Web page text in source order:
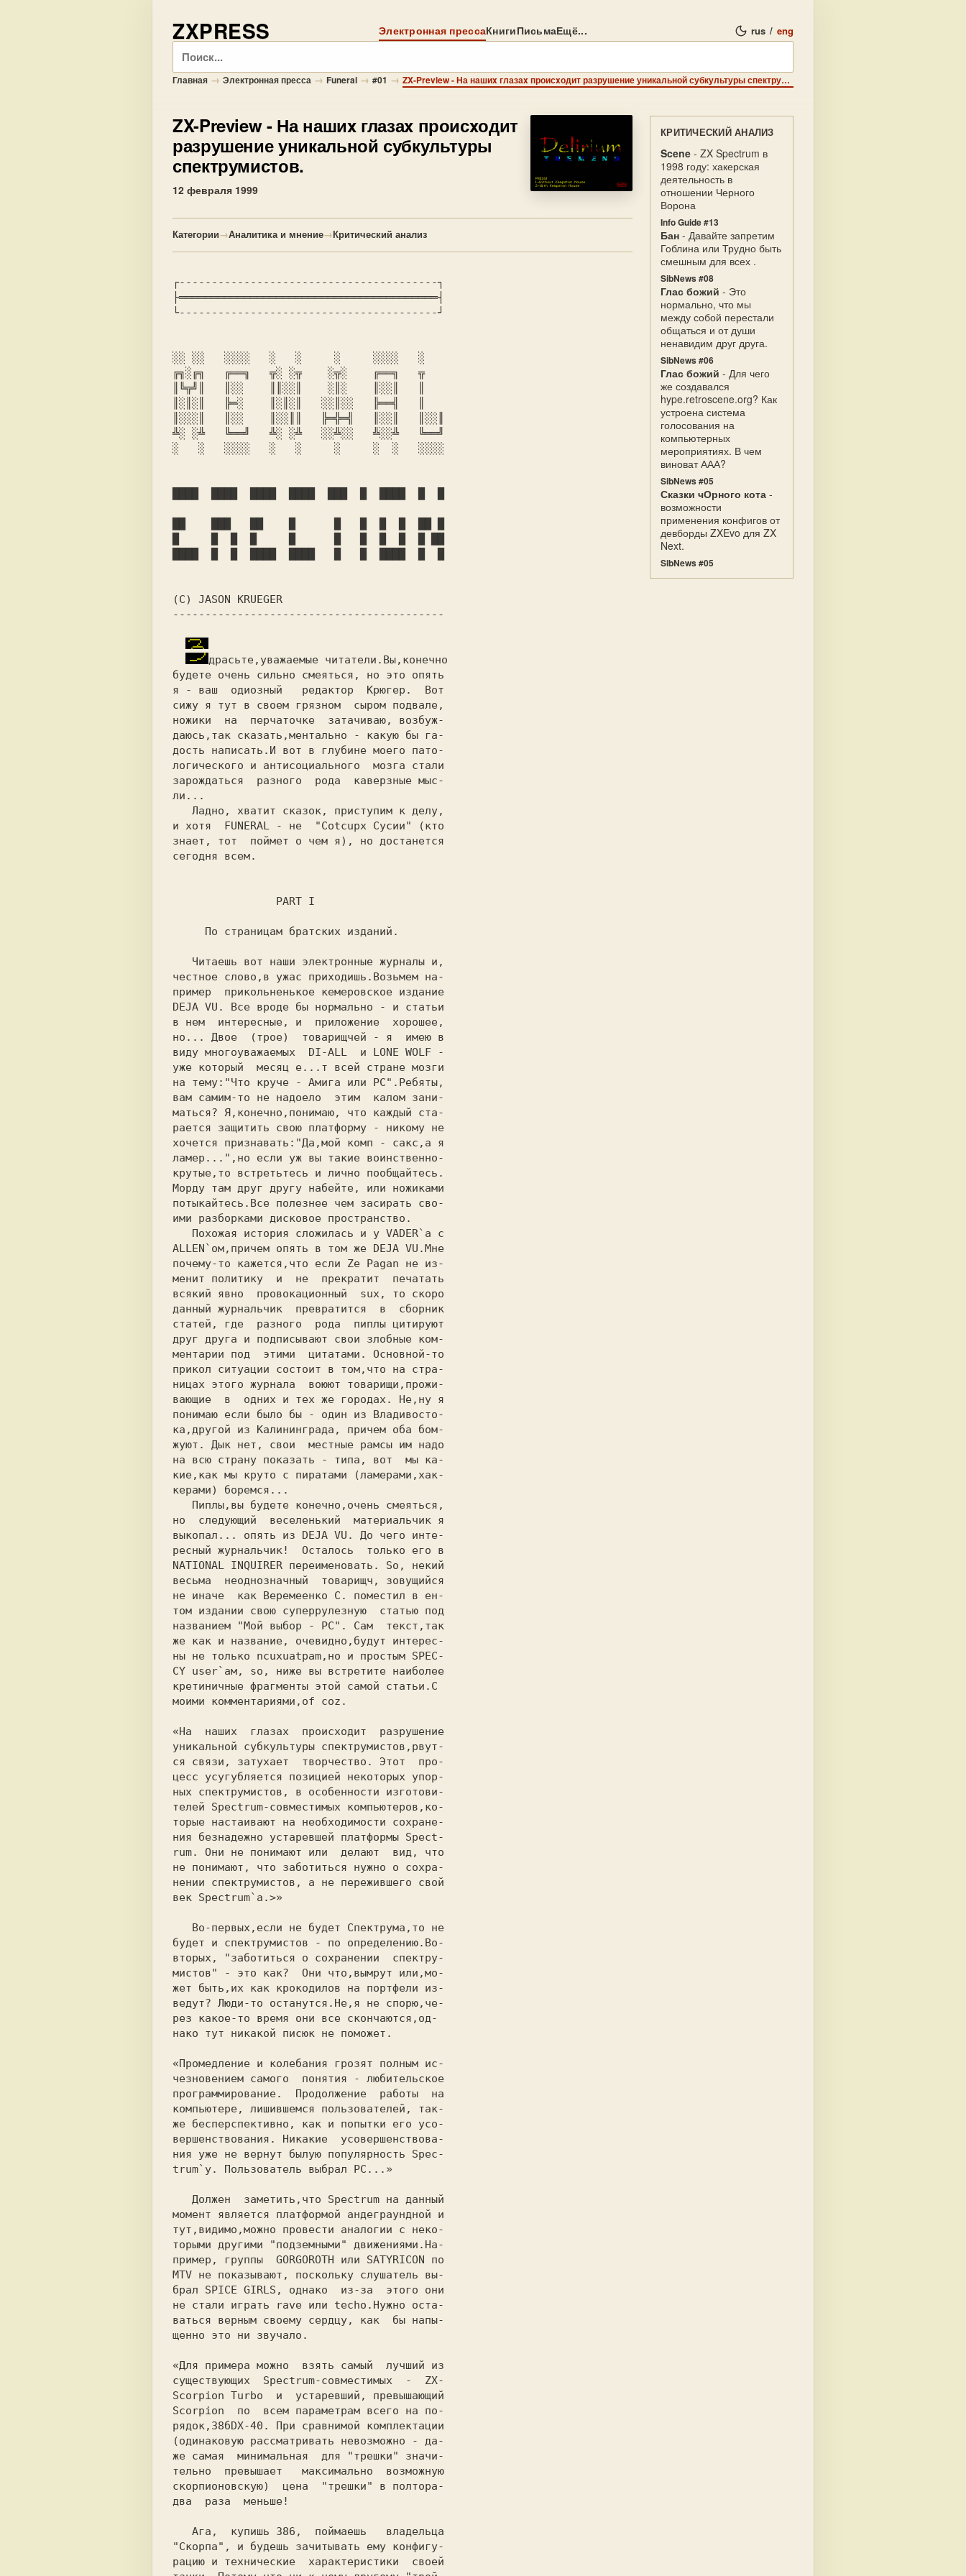
ZXPRESS Электронная прессаКнигиПисьмаЕщё... rus / eng
Поиск
Главная → Электронная пресса → Funeral → #01 → ZX-Preview - На нашиx глазаx происxодит разрушение уникальной субкультуры спектрумистов.
ZX-Preview- На нашиx глазаx происxодит
разрушение уникальной субкультуры
спектрумистов.
12 февраля 1999
Категории→Аналитика и мнение→Критический анализ
┌----------------------------------------┐
├════════════════════════════════════════┤
░░ ░░   ░░░░   ░   ░     ░     ░░░░   ░
╔╗░╔╗   ╔══╗   ╦░ ░╦    ░╦░    ╔══╗   ╦
║╚╦╝║   ║░░    ║║░░║    ░║░    ║░░║   ║
║░║░║   ╠═░    ║░║░║   ░░║░░   ╠══╣   ║
║░░░║   ║░░    ║░░║║   ╠═╬═╣   ║░░║   ║░░║
╩░ ░╩   ╚══╝   ╩░ ░╩   ░░╩░░   ╩░░╩   ╚══╝
будете очень сильно смеяться, но это опять
я - ваш  одиозный   редактор  Крюгер.  Вот
сижу я тут в своем грязном  сыром подвале,
ножики  на  перчаточке  затачиваю, возбуж-
даюсь,так сказать,ментально - какую бы га-
дость написать.И вот в глубине моего пато-
логического и антисоциального  мозга стали
зарождаться  разного  рода  каверзные мыс-
ли...
и хотя  FUNERAL - не  "Cotcupx Сусии" (кто
знает, тот  поймет о чем я), но достанется
сегодня всем.
пример  прикольненькое кемеровское издание
DEJA VU. Все вроде бы нормально - и статьи
в нем  интересные, и  приложение  хорошее,
но... Двое  (трое)  товарищчей - я  имею в
виду многоуважаемых  DI-ALL  и LONE WOLF -
уже который  месяц е...т всей стране мозги
на тему:"Что круче - Амига или РС".Ребяты,
вам самим-то не надоело  этим  калом зани-
маться? Я,конечно,понимаю, что каждый ста-
рается защитить свою платформу - никому не
хочется признавать:"Да,мой комп - сакс,а я
ламер...",но если уж вы такие воинственно-
крутые,то встретьтесь и лично пообщайтесь.
Морду там друг другу набейте, или ножиками
потыкайтесь.Все полезнее чем засирать сво-
ими разборками дисковое пространство.
ALLEN`ом,причем опять в том же DEJA VU.Мне
почему-то кажется,что если Ze Pagan не из-
менит политику  и  не  прекратит  печатать
всякий явно  провокационный  sux, то скоро
статей, где  разного  рода  пиплы цитируют
друг друга и подписывают свои злобные ком-
ментарии под  этими  цитатами. Основной-то
прикол ситуации состоит в том,что на стра-
ницаx этого журнала  воюют товарищи,прожи-
вающие  в  одних и тех же городах. Не,ну я
понимаю если было бы - один из Владивосто-
ка,другой из Калининграда, причем оба бом-
жуют. Дык нет, свои  местные рамсы им надо
на всю страну показать - типа, вот  мы ка-
кие,как мы круто с пиратами (ламерами,хак-
керами) боремся...
но  следующий  веселенький  материальчик я
выкопал... опять из DEJA VU. До чего инте-
ресный журнальчик!  Осталось  только его в
NATIONAL INQUIRER переименовать. So, некий
весьма  неоднозначный  товарищч, зовущийся
не иначе  как Веремеенко C. поместил в ен-
том издании свою суперрулезную  статью под
названием "Мой выбор - РС". Сам  текст,так
ны не только ncuxuatpam,но и простым SPEC-
CY user`ам, so, ниже вы встретите наиболее
кретиничные фрагменты этой самой статьи.C
моими комментариями,of coz.
«На  наших  глазах  происходит  разрушение
уникальной субкультуры спектрумистов,рвут-
ся связи, затухает  творчество. Этот  про-
цесс усугубляется позицией некоторых упор-
ных спектрумистов, в особенности изготови-
телей Spectrum-совместимых компьютеров,ко-
торые настаивают на необходимости сохране-
ния безнадежно устаревшей платформы Spect-
rum. Они не понимают или  делают  вид, что
не понимают, что заботиться нужно о сохра-
нении спектрумистов, а не пережившего свой
век Spectrum`а.>»
будет и спектрумистов - по определению.Во-
вторых, "заботиться о сохранении  спектру-
жет быть,их как крокодилов на портфели из-
ведут? Люди-то останутся.Не,я не спорю,че-
рез какое-то время они все скончаются,од-
нако тут никакой писюк не поможет.
«Промедление и колебания грозят полным ис-
чезновением самого  понятия - любительское
программирование.  Продолжение  работы  на
компьютере, лишившемся пользователей, так-
же бесперспективно, как и попытки его усо-
вершенствования. Никакие  усовершенствова-
ния уже не вернут былую популярность Spec-
trum`у. Пользователь выбрал РС...»
момент является платформой андеграундной и
тут,видимо,можно провести аналогии с неко-
торыми другими "подземными" движениями.На-
пример, группы  GORGOROTH или SATYRICON по
MTV не показывают, поскольку слушатель вы-
брал SPICE GIRLS, однако  из-за  этого они
ваться верным своему сердцу, как  бы напы-
щенно это ни звучало.
«Для примера можно  взять самый  лучший из
существующих  Spectrum-совместимых  -  ZX-
Scorpion Turbo  и  устаревший, превышающий
Scorpion  по  всем параметрам всего на по-
рядок,38бDX-40. При сравнимой комплектации
(одинаковую рассматривать невозможно - да-
же самая  минимальная  для "трешки" значи-
тельно  превышает   максимально  возможную
скорпионовскую)  цена  "трешки" в полтора-
два  раза  меньше!
"Скорпа", и будешь зачитывать ему конфигу-
рацию и технические  характеристики  своей
КРИТИЧЕСКИЙ АНАЛИЗ
Scene - ZX Spectrum в
1998 году: хакерская
деятельность в
отношении Черного
Ворона
Info Guide #13
Бан - Давайте запретим
Гоблина или Трудно быть
смешным для всех .
SibNews #08
Глас божий - Это
нормально, что мы
между собой перестали
общаться и от души
ненавидим друг друга.
SibNews #06
Глас божий - Для чего
же создавался
hype.retroscene.org? Как
устроена система
голосования на
компьютерных
мероприятиях. В чем
виноват ААА?
SibNews #05
Сказки чОрного кота -
возможности
применения конфигов от
девборды ZXEvo для ZX
Next.
SibNews #05